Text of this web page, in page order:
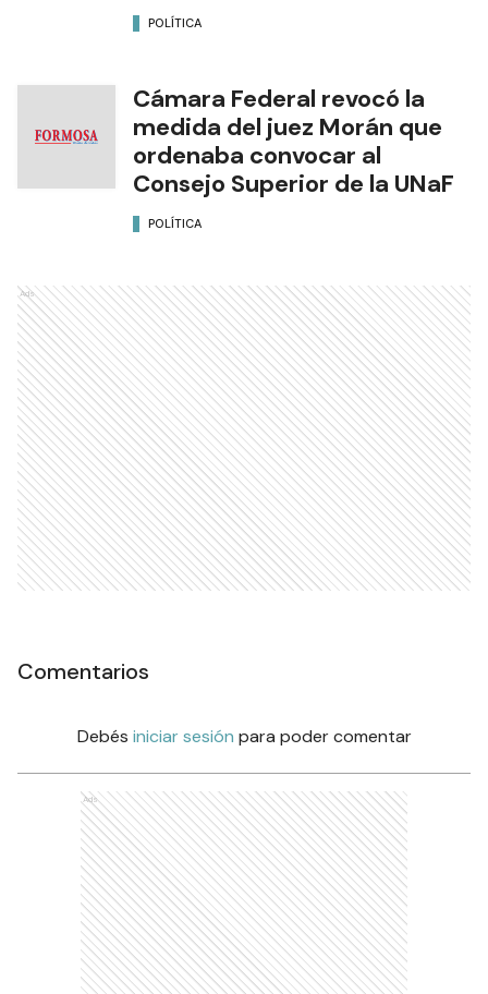
POLÍTICA
Cámara Federal revocó la
medida del juez Morán que
ordenaba convocar al
Consejo Superior de la UNaF
POLÍTICA
Ads
Comentarios
Debés iniciar sesión para poder comentar
Ads